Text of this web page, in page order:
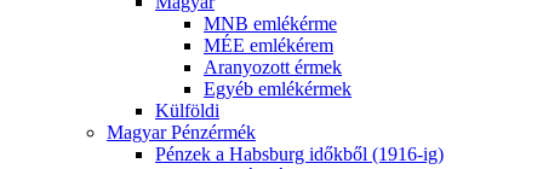
MNB emlékérme
MÉE emlékérem
Aranyozott érmek
Egyéb emlékérmek
Külföldi
Magyar Pénzérmék
Pénzek a Habsburg időkből (1916-ig)